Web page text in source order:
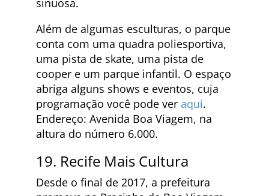
Além de algumas esculturas, o parque
conta com uma quadra poliesportiva,
uma pista de skate, uma pista de
cooper e um parque infantil. O espaço
abriga alguns shows e eventos, cuja
programação você pode ver aqui.
Endereço: Avenida Boa Viagem, na
altura do número 6.000.
19. Recife Mais Cultura
Desde o final de 2017, a prefeitura